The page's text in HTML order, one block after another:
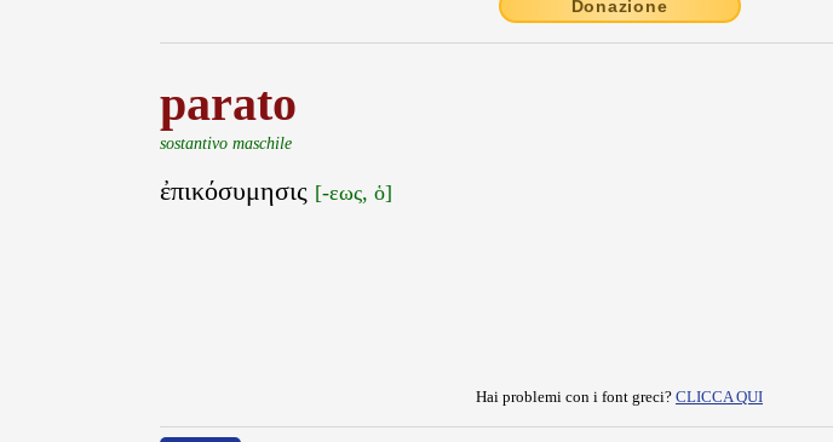
Donazione
parato
sostantivo maschile
ἐπικόσυμησις [-εως, ὁ]
Hai problemi con i font greci? CLICCA QUI